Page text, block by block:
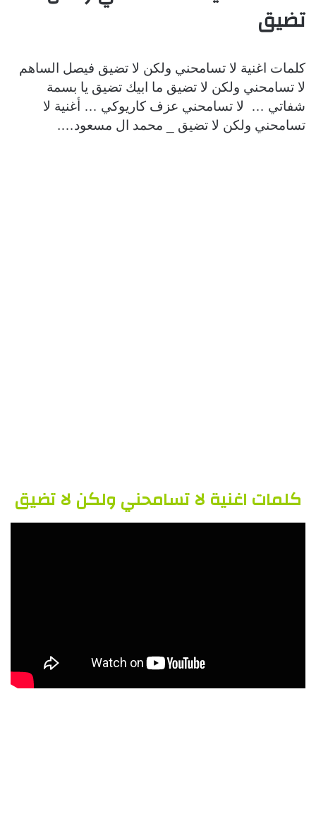
تضيق
كلمات اغنية لا تسامحني ولكن لا تضيق فيصل الساهم
لا تسامحني ولكن لا تضيق ما ابيك تضيق يا بسمة
شفاتي … لا تسامحني عزف كاريوكي … أغنية لا
تسامحني ولكن لا تضيق _ محمد ال مسعود….
كلمات اغنية لا تسامحني ولكن لا تضيق